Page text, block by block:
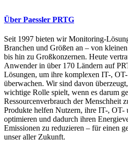
Über Paessler PRTG
Seit 1997 bieten wir Monitoring-
Branchen und Größen an – von
bis hin zu Großkonzernen. Heute
Anwender in über 170 Ländern auf
Lösungen, um ihre komplexen IT-,
überwachen. Wir sind davon
wichtige Rolle spielt, wenn es darum
Ressourcenverbrauch der Menschheit
Produkte helfen Nutzern, ihre IT-, OT-
optimieren und dadurch ihren
Emissionen zu reduzieren – für einen
unser aller Zukunft.